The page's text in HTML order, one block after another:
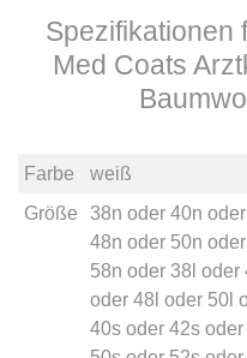
Spezifikationen
Med Coats
Farbe
weiß
Größe
38n oder 40n oder
48n oder 50n oder
58n oder 38l oder
oder 48l oder 50l
40soder 42soder